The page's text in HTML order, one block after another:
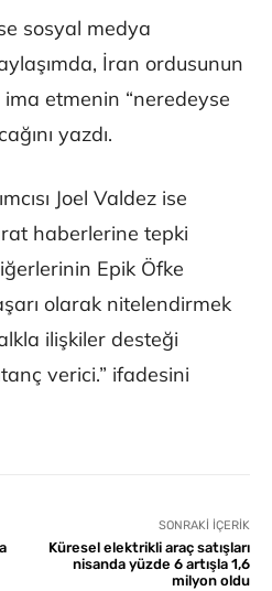
sosyal medya
İran ordusunun
etmenin “neredeyse
yazdı.
Joel Valdez ise
haberlerine tepki
Epik Öfke
olarak nitelendirmek
ilişkiler desteği
verici.” ifadesini
SONRAKI İÇERIK
Küresel elektrikli araç satışları
nisanda yüzde 6 artışla 1,6
milyon oldu